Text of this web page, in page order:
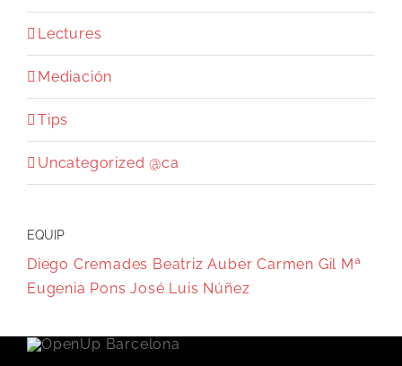
Lectures
Mediación
Tips
Uncategorized @ca
EQUIP
Diego Cremades Beatriz Auber Carmen Gil Mª
Eugenia Pons José Luis Núñez